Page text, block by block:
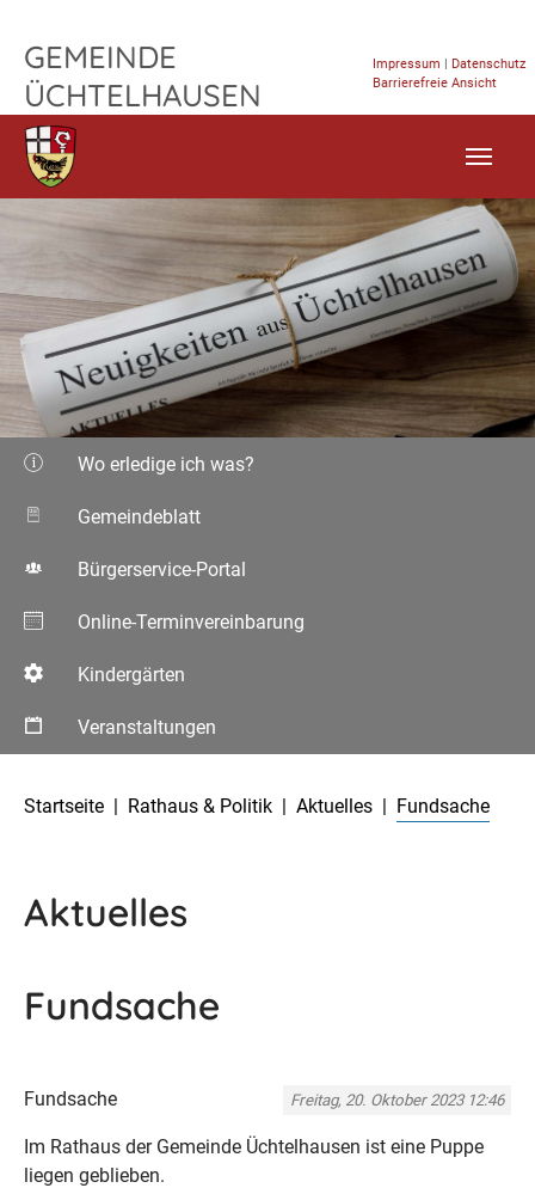
GEMEINDE
ÜCHTELHAUSEN
Impressum | Datenschutz
Barrierefreie Ansicht
Wo erledige ich was?
Gemeindeblatt
Bürgerservice-Portal
Online-Terminvereinbarung
Kindergärten
Veranstaltungen
Startseite
Rathaus & Politik Aktuelles Fundsache
Aktuelles
Fundsache
Freitag, 20. Oktober 2023 12:46
Fundsache
Im Rathaus der Gemeinde Üchtelhausen ist eine Puppe
liegen geblieben.